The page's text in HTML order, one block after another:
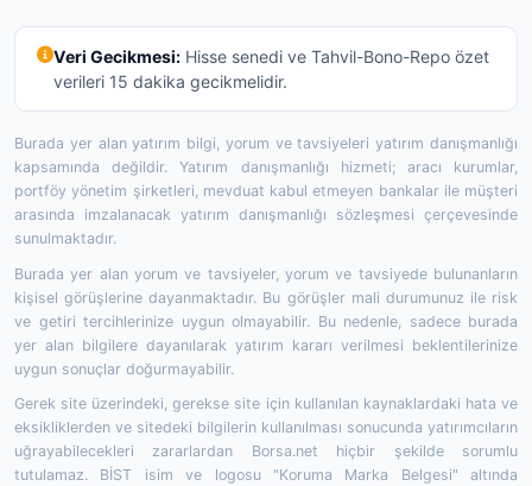
Veri Gecikmesi:Hisse senedi ve Tahvil-Bono-Repo özet
verileri 15 dakika gecikmelidir.
Burada yer alan yatırım bilgi, yorum ve tavsiyeleri yatırım danışmanlığı
kapsamında değildir. Yatırım danışmanlığı hizmeti; aracı kurumlar,
portföy yönetim şirketleri, mevduat kabul etmeyen bankalar ile müşteri
arasında imzalanacak yatırım danışmanlığı sözleşmesi çerçevesinde
sunulmaktadır.
Burada yer alan yorum ve tavsiyeler, yorum ve tavsiyede bulunanların
kişisel görüşlerine dayanmaktadır. Bu görüşler mali durumunuz ile risk
ve getiri tercihlerinize uygun olmayabilir. Bu nedenle, sadece burada
yer alan bilgilere dayanılarak yatırım kararı verilmesi beklentilerinize
uygun sonuçlar doğurmayabilir.
Gerek site üzerindeki, gerekse site için kullanılan kaynaklardaki hata ve
eksikliklerden ve sitedeki bilgilerin kullanılması sonucunda yatırımcıların
uğrayabilecekleri zararlardan Borsa.net hiçbir şekilde sorumlu
tutulamaz. BİST isim ve logosu "Koruma Marka Belgesi" altında